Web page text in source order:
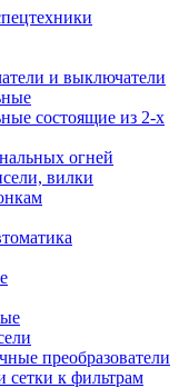
и выключатели
состоящие из 2-х
огней
вилки
преобразователи
сетки к фильтрам